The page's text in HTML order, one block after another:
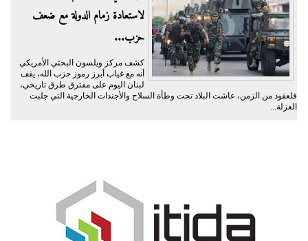
لاستعادة زمام الدولة مع ضعف
حزب...
كشف مركز ويلسون البحثي الأمريكي
أنه مع غياب أبرز رموز حزب الله، يقف
لبنان اليوم على مفترق طرق تاريخي،
فلعقود من الزمن، عاشت البلاد تحت وطأة السلاح والأجندات الخارجية التي جلبت
العزلة...